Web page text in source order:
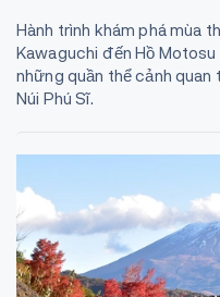
Hành trình khám phá mùa
Kawaguchi đến Hồ
những quần thể cảnh
Núi Phú Sĩ.